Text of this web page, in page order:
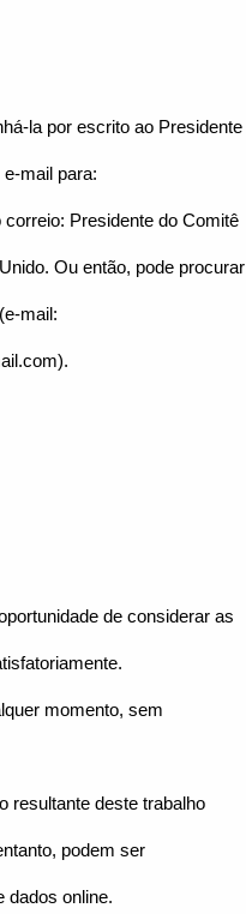
la por escrito ao Presidente
mail para:
Presidente do Comitê
Ou então, pode procurar
mail:
de considerar as
momento, sem
resultante deste trabalho
podem ser
dados online.